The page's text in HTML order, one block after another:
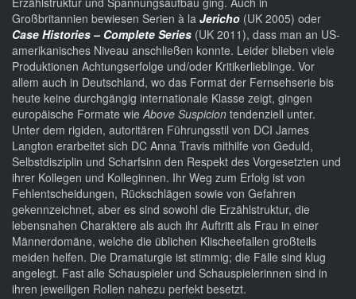
Großbritannien bewiesen Serien à la Jericho (UK 2005) oder
Case Histories – Complete Series (UK 2011), dass man an US-
amerikanisches Niveau anschließen konnte. Leider blieben viele
Produktionen Achtungserfolge und/oder Kritikerlieblinge. Vor
allem auch in Deutschland, wo das Format der Fernsehserie bis
heute keine durchgängig internationale Klasse zeigt, gingen
europäische Formate wieAbove Suspicion tendenziell unter.
Unter dem rigiden, autoritären Führungsstil von DCI James
Langton erarbeitet sich DC Anna Travis mithilfe von Geduld,
Selbstdisziplin und Scharfsinn den Respekt des Vorgesetzten und
ihrer Kollegen und Kolleginnen. Ihr Weg zum Erfolg ist von
Fehlentscheidungen, Rückschlägen sowie von Gefahren
gekennzeichnet, aber es sind sowohl die Erzählstruktur, die
lebensnahen Charaktere als auch ihr Auftritt als Frau in einer
Männerdomäne, welche die üblichen Klischeefallen großteils
meiden helfen. Die Dramaturgie ist stimmig; die Fälle sind klug
angelegt. Fast alle Schauspieler und Schauspielerinnen sind in
ihren jeweiligen Rollen nahezu perfekt besetzt.